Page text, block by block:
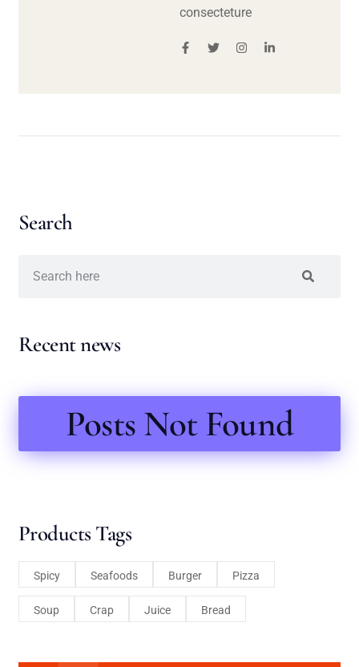
consecteture
Search
Recent news
Posts Not Found
Products Tags
Spicy Seafoods Burger Pizza
Soup Crap Juice Bread